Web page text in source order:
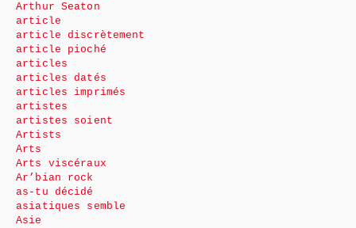
Arthur Seaton
article
article discrètement
article pioché
articles
articles datés
articles imprimés
artistes
artistes soient
Artists
Arts
Arts viscéraux
Ar’bian rock
as-tu décidé
asiatiques semble
Asie